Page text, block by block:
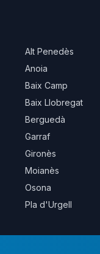
Alt Penedès
Anoia
Baix Camp
Baix Llobregat
Berguedà
Garraf
Gironès
Moianès
Osona
Pla d'Urgell